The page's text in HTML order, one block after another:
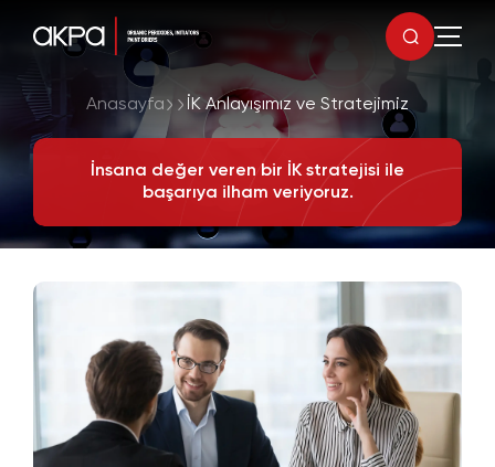
Anasayfa İK Anlayışımız ve Stratejimiz
İnsana değer veren bir İK stratejisi ile
başarıya ilham veriyoruz.